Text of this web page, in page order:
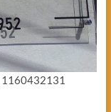
1160432131